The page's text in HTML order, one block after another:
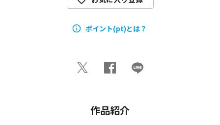
ポイント(pt)とは？
作品紹介